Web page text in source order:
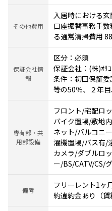
その他費用
入居時における
口座振替事務手
る通常清掃費用
保証会社情
報
区分：必須
保証会社：(株)ｵﾘｺ
条件：初回保証
等の50％、２年
専有部・共
用部設備
フロント/宅配ロ
バイク置場/敷地
ネット/バルコニ
濯機置場/バス有/
カメラ/ダブルロ
ー/BS/CATV/CS/
備考
フリーレント1
約違約金あり（